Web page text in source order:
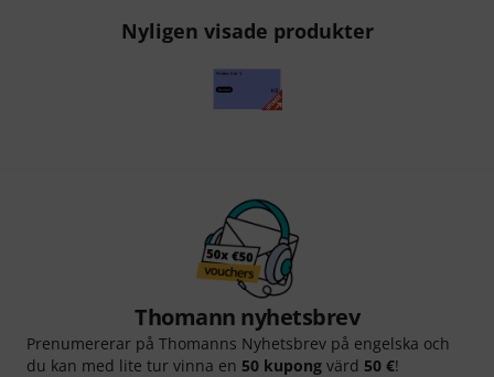
Nyligen visade produkter
Thomann nyhetsbrev
Prenumererar på Thomanns Nyhetsbrev på engelska och
du kan med lite tur vinna en 50 kupong värd 50 €!